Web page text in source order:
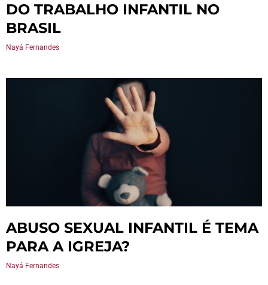
DO TRABALHO INFANTIL NO
BRASIL
Nayá Fernandes
ABUSO SEXUAL INFANTIL É TEMA
PARA A IGREJA?
Nayá Fernandes